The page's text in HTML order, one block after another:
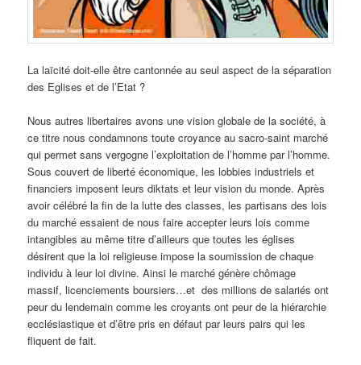
La laïcité doit-elle être cantonnée au seul aspect de la séparation
des Eglises et de l’Etat ?
Nous autres libertaires avons une vision globale de la société, à
ce titre nous condamnons toute croyance au sacro-saint marché
qui permet sans vergogne l’exploitation de l’homme par l’homme.
Sous couvert de liberté économique, les lobbies industriels et
financiers imposent leurs diktats et leur vision du monde. Après
avoir célébré la fin de la lutte des classes, les partisans des lois
du marché essaient de nous faire accepter leurs lois comme
intangibles au même titre d’ailleurs que toutes les églises
désirent que la loi religieuse impose la soumission de chaque
individu à leur loi divine. Ainsi le marché génère chômage
massif, licenciements boursiers…et des millions de salariés ont
peur du lendemain comme les croyants ont peur de la hiérarchie
ecclésiastique et d’être pris en défaut par leurs pairs qui les
fliquent de fait.